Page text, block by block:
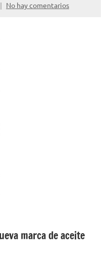
No hay comentarios
marca de aceite